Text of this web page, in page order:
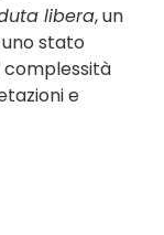
libera, un
stato
complessità
e